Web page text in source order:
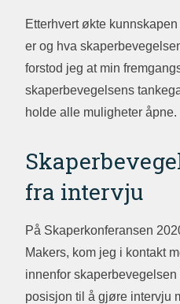
Etterhvert økte
er og hva
forstod jeg at min
skaperbevegelsens
holde alle muligheter åpne.
fra intervju
På Skaperkonferansen
Makers, kom jeg i kontakt
innenfor
posisjon til å gjøre intervju